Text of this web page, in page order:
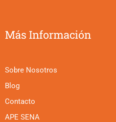
Más Información
Sobre Nosotros
Blog
Contacto
APE SENA